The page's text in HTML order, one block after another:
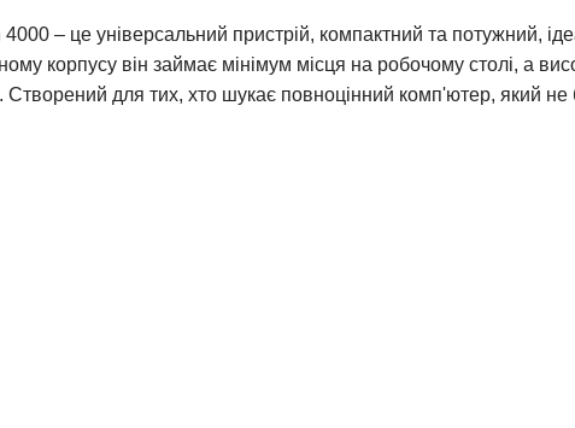
– це універсальний пристрій, компактний та потужний,
корпусу він займає мінімум місця на робочому столі, а
для тих, хто шукає повноцінний комп'ютер, який не